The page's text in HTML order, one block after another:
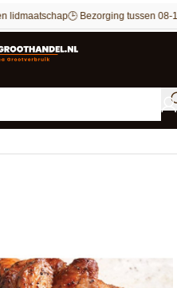
lidmaatschap🕒 Bezorging tussen 08-